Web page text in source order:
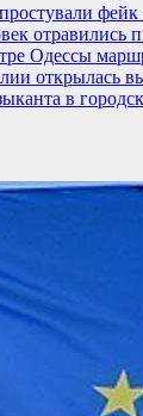
фейк
отравились
Одессы
открылась
в